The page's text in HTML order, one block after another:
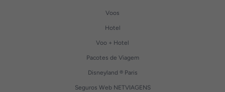
Voos
Hotel
Voo + Hotel
Pacotes de Viagem
Disneyland ® Paris
Seguros Web NETVIAGENS